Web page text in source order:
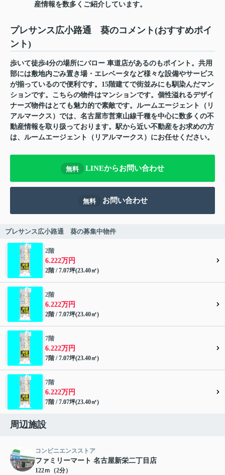
産情報を数多くご紹介しています。
プレサンス広小路通 葵のコメント(おすすめポイ
ント)
歩いて徒歩4分の場所にバロー 車道店があるのもポイント。共用
部には敷地内ごみ置き場・エレベータなど様々な設備やサービス
が揃っているので便利です。15階建てで街並みにも馴染んだマン
ションです。こちらの物件はマンションです。個性溢れるデザイ
ナーズ物件はとても魅力的で素敵です。ルームエージェント（リ
アルマークス）では、名古屋市営東山線千種を中心に数多くの不
動産情報を取り扱っております。駅から近い不動産をお求めの方
は、ルームエージェント（リアルマークス）にお任せください。
無料 LINEからお問い合わせ
無料 お問い合わせ
プレサンス広小路通 葵の募集中物件
2階
6.222万円
2階 / 7.07坪(23.40㎡)
2階
6.222万円
2階 / 7.07坪(23.40㎡)
7階
6.222万円
7階 / 7.07坪(23.40㎡)
7階
6.222万円
7階 / 7.07坪(23.40㎡)
周辺施設
コンビニエンスストア
ファミリーマート 名古屋新栄二丁目店
122ｍ（2分）